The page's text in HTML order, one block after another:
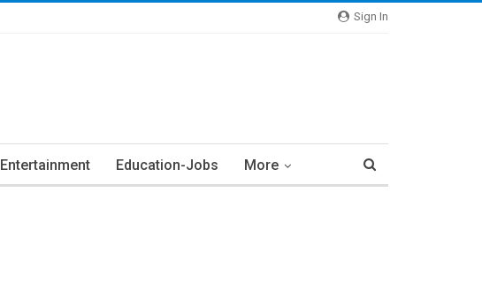
Sign In
Entertainment Education-Jobs More